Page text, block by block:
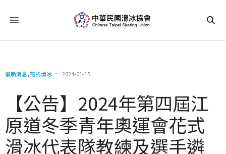
最新消息,花式滑冰 2024-01-15
【公告】2024年第四屆江
原道冬季青年奧運會花式
滑冰代表隊教練及選手遴